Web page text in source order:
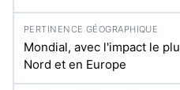
Mondial, avec l'impact le
Nord et en Europe